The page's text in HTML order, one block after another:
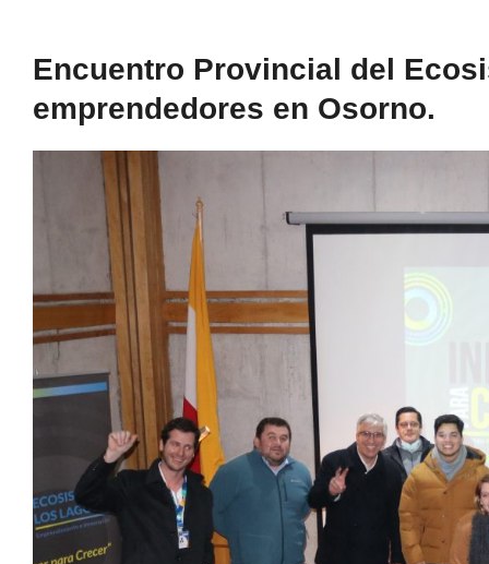
Encuentro Provincial del
emprendedores en Osorno.